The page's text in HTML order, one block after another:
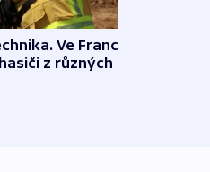
Ve Francii
z různých zemí